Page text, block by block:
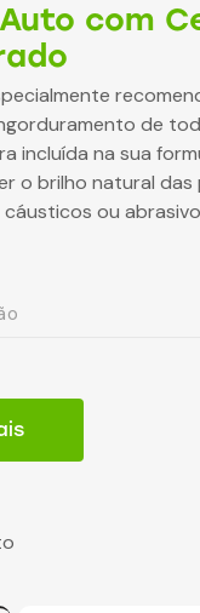
com
de
incluída na sua
o brilho natural das
ou